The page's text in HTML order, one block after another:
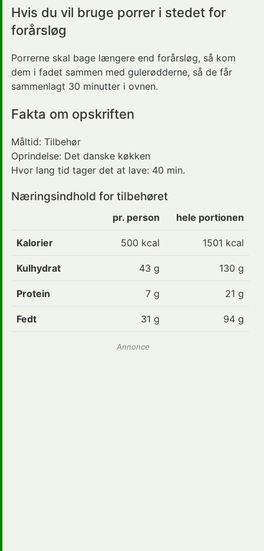
Hvis du vil bruge porrer i stedet for
forårsløg
Porrerne skal bage længere end forårsløg, så kom
dem i fadet sammen med gulerødderne, så de får
sammenlagt 30 minutter i ovnen.
Fakta om opskriften
Måltid: Tilbehør
Oprindelse: Det danske køkken
Hvor lang tid tager det at lave: 40 min.
Næringsindhold for tilbehøret
pr. person hele portionen
Kalorier 500 kcal 1501 kcal
Kulhydrat 43 g 130 g
Protein 7 g 21 g
Fedt 31 g 94 g
Annonce